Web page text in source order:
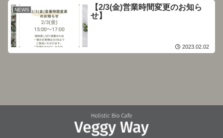
NEWS
【2/3(金)営業時間変更のお知ら
せ】
2023.02.02